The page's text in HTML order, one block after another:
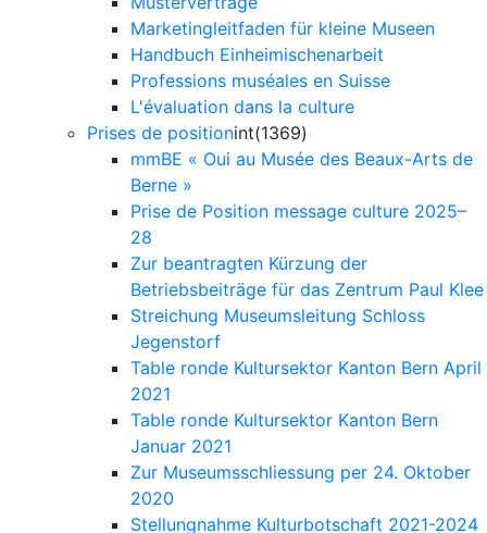
Marketingleitfaden für kleine Museen
Handbuch Einheimischenarbeit
Professions muséales en Suisse
L'évaluation dans la culture
Prises de positionint(1369)
mmBE « Oui au Musée des Beaux-Arts de
Berne »
Prise de Position message culture 2025–
28
Zur beantragten Kürzung der
Betriebsbeiträge für das Zentrum Paul Klee
Streichung Museumsleitung Schloss
Jegenstorf
Table ronde Kultursektor Kanton Bern April
2021
Table ronde Kultursektor Kanton Bern
Januar 2021
Zur Museumsschliessung per 24. Oktober
2020
Stellungnahme Kulturbotschaft 2021-2024